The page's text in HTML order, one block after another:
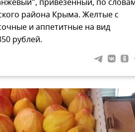
района Крыма. Желтые с
и аппетитные на вид
рублей.